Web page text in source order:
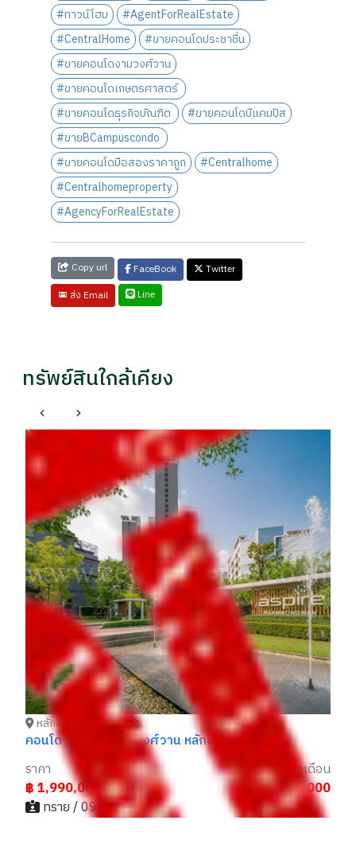
#ทาวน์โฮม
#AgentForRealEstate
#CentralHome
#ขายคอนโดประชาชื่น
#ขายคอนโดงามวงศ์วาน
#ขายคอนโดเกษตรศาสตร์
#ขายคอนโดธุรกิจบัณฑิต
#ขายคอนโดบีแคมปัส
#ขายBCampuscondo
#ขายคอนโดมือสองราคาถูก
#Centralhome
#Centralhomeproperty
#AgencyForRealEstate
Copy url FaceBook
Twitter
ส่ง Email
Line
ทรัพย์สินใกล้เคียง
หลักสี่ กรุงเทพมหานคร
คอนโด แอสปาย งามวงศ์วาน หลักสี่
ราคา
฿ 1,990,000
ราคาเช่าต่อเดือน
฿ 10,000
ทราย / 096xxxxx55